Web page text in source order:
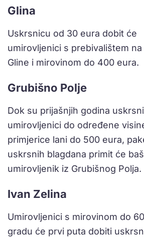
Glina
Uskrsnicu od 30 eura dobit će
umirovljenici s prebivalištem
Gline i mirovinom do 400 eura.
Grubišno Polje
Dok su prijašnjih godina
umirovljenici do određene
primjerice lani do 500 eura,
uskrsnih blagdana primit će
umirovljenik iz Grubišnog Polja.
Ivan Zelina
Umirovljenici s mirovinom do
gradu će prvi puta dobiti